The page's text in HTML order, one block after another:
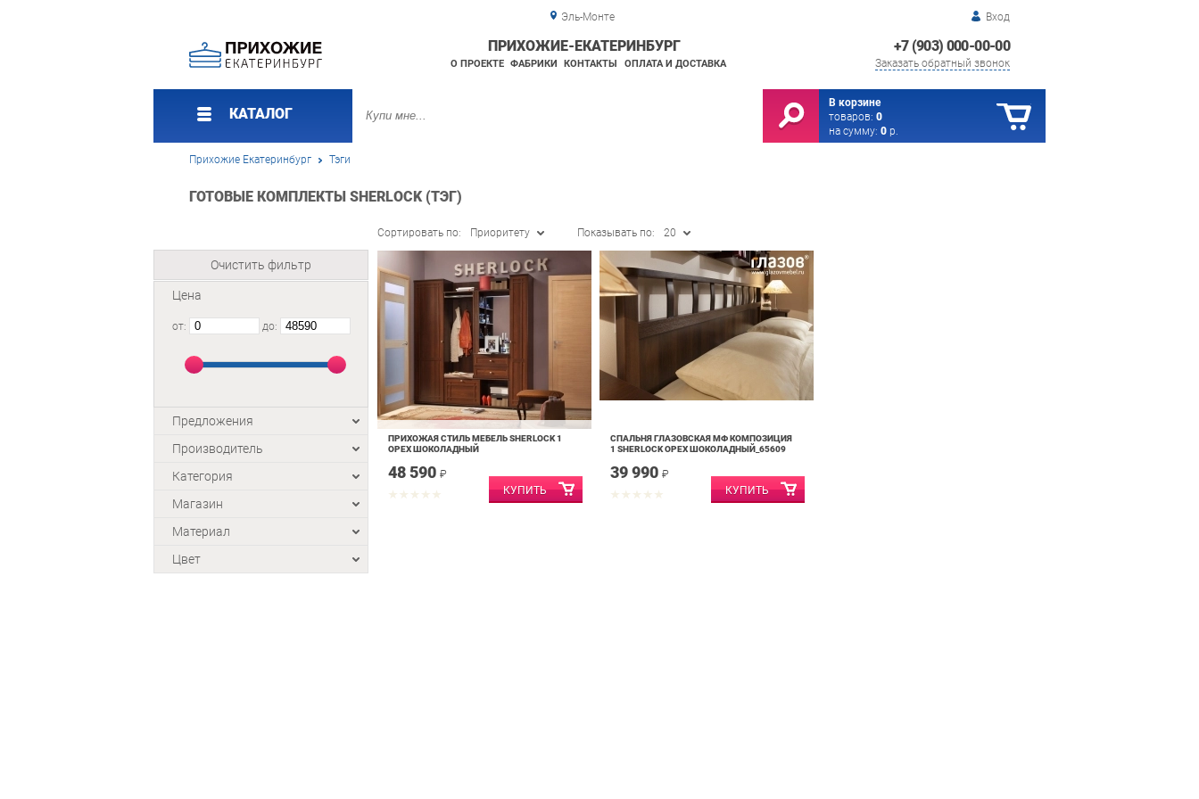
Эль-Монте Вход
+7 (903) 000-00-00
Заказать обратный звонок
ПРИХОЖИЕ-ЕКАТЕРИНБУРГ
О ПРОЕКТЕ ФАБРИКИ КОНТАКТЫ ОПЛАТА И ДОСТАВКА
КАТАЛОГ
В корзине
товаров: 0
на сумму: 0 р.
Прихожие Екатеринбург Тэги
ГОТОВЫЕ КОМПЛЕКТЫ SHERLOCK (ТЭГ)
Очистить фильтр
Цена
от: до:
Предложения
Производитель
Категория
Магазин
Материал
Цвет
Сортировать по: Приоритету Показывать по: 20
ПРИХОЖАЯ СТИЛЬ МЕБЕЛЬ SHERLOCK 1
ОРЕХ ШОКОЛАДНЫЙ
48 590 ₽
СПАЛЬНЯ ГЛАЗОВСКАЯ МФ КОМПОЗИЦИЯ
1 SHERLOCK ОРЕХ ШОКОЛАДНЫЙ_65609
39 990 ₽